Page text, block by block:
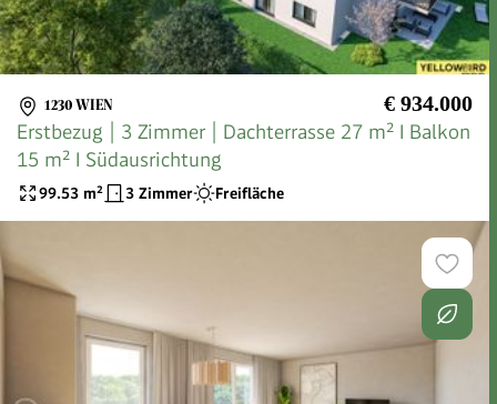
1230 WIEN € 934.000
Erstbezug | 3 Zimmer | Dachterrasse 27 m² I Balkon
15 m² I Südausrichtung
99.53 m² 3 Zimmer Freifläche